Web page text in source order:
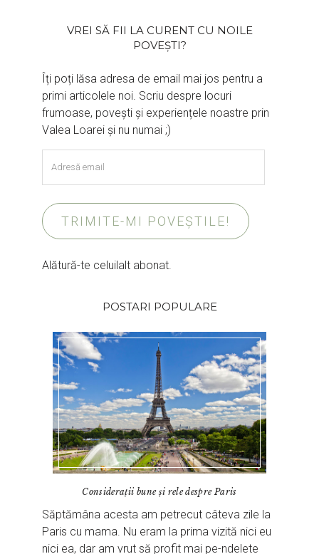
VREI SĂ FII LA CURENT CU NOILE
POVEȘTI?
Îți poți lăsa adresa de email mai jos pentru a
primi articolele noi. Scriu despre locuri
frumoase, povești și experiențele noastre prin
Valea Loarei și nu numai ;)
email
TRIMITE-MI POVEȘTILE!
Alătură-te celuilalt abonat.
POSTARI POPULARE
Considerații bune și rele despre Paris
Săptămâna acesta am petrecut câteva zile la
Paris cu mama. Nu eram la prima vizită nici eu
nici ea, dar am vrut să profit mai pe-ndelete